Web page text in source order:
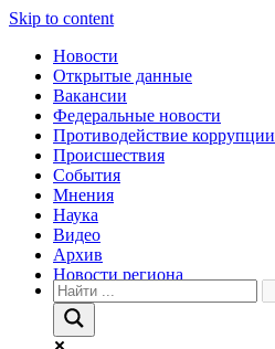
Skip to content
Новости
Открытые данные
Вакансии
Федеральные новости
Противодействие коррупции
Происшествия
События
Мнения
Наука
Видео
Архив
Новости региона